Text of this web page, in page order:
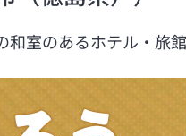
室のあるホテル・旅